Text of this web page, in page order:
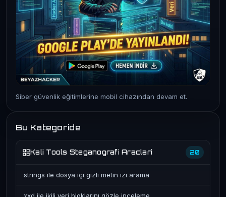
Siber güvenlik eğitimlerine mobil cihazından devam et.
Bu Kategoride
Kali Tools Steganografi Araclari 20
strings ile dosya içi gizli metin izi arama